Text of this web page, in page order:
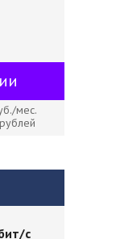
с
мес.